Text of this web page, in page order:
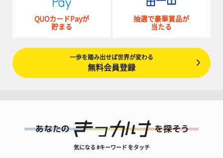
QUOカードPayが
貯まる
抽選で豪華賞品が
当たる
一歩を踏み出せば世界が変わる
無料会員登録
気になる #キーワード をタッチ